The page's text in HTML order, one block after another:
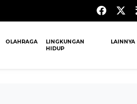
OLAHRAGA
LINGKUNGAN
HIDUP
LAINNYA